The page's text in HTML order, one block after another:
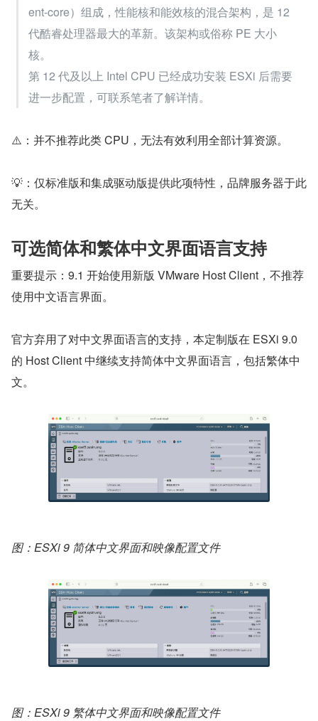
ent-core）组成，性能核和能效核的混合架构，是 12
代酷睿处理器最大的革新。该架构或俗称 PE 大小
核。
第 12 代及以上 Intel CPU 已经成功安装 ESXi 后需要
进一步配置，可联系笔者了解详情。
⚠️：并不推荐此类 CPU，无法有效利用全部计算资源。
💡：仅标准版和集成驱动版提供此项特性，品牌服务器于此
无关。
可选简体和繁体中文界面语言支持
重要提示：9.1 开始使用新版 VMware Host Client，不推荐
使用中文语言界面。
官方弃用了对中文界面语言的支持，本定制版在 ESXi 9.0
的 Host Client 中继续支持简体中文界面语言，包括繁体中
文。
图：ESXi 9 简体中文界面和映像配置文件
图：ESXi 9 繁体中文界面和映像配置文件